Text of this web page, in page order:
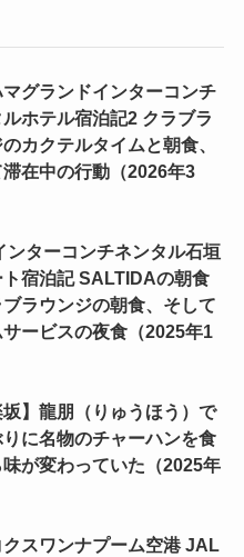
マグランドインターコンチ
ホテル宿泊記2 クラブラ
カクテルタイムと朝食、
滞在中の行動（2026年3
ンターコンチネンタル石垣
ト宿泊記 SALTIDAの朝食
ブラウンジの朝食、そして
サービスの夜食（2025年1
坂】龍朋（りゅうほう）で
に名物のチャーハンを食
が変わっていた（2025年
スワンナプーム空港 JAL